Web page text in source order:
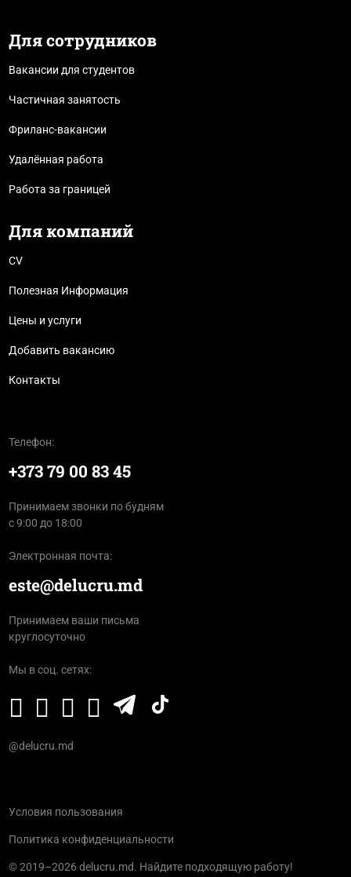
Для сотрудников
Вакансии для студентов
Частичная занятость
Фриланс-вакансии
Удалённая работа
Работа за границей
Для компаний
CV
Полезная Информация
Цены и услуги
Добавить вакансию
Контакты
Телефон:
+373 79 00 83 45
Принимаем звонки по будням
с 9:00 до 18:00
Электронная почта:
este@delucru.md
Принимаем ваши письма
круглосуточно
Мы в соц. сетях:
@delucru.md
© 2019–2026 delucru.md. Найдите подходящую работу!
Условия пользования
Политика конфиденциальности